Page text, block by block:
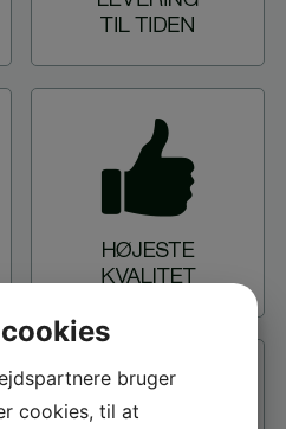
bruger
cookies, til at